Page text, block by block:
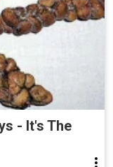
- It's The